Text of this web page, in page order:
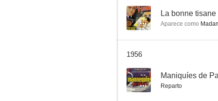
-- La bonne tisane
Aparece como
1956
-- Maniquíes de
Reparto